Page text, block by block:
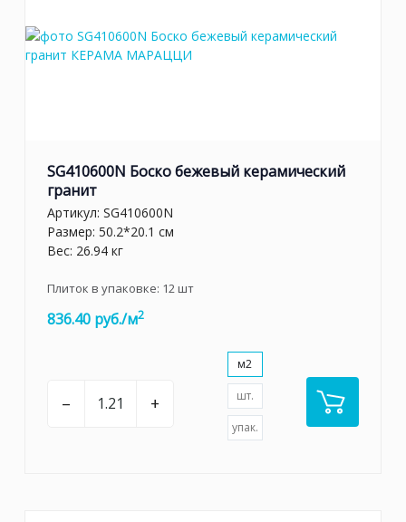
SG410600N Боско бежевый керамический
гранит
Артикул: SG410600N
Размер: 50.2*20.1 см
Вес: 26.94 кг
Плиток в упаковке: 12шт
836.40 руб./м2
– +
м2
шт.
упак.